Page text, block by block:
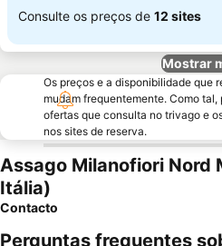
Consulte os preços de 12 sites
Mostrar
Os preços e a disponibilidade que
mudam frequentemente. Como
ofertas que consulta no trivago e
nos sites de reserva.
Assago Milanofiori Nord
Itália)
Contacto
Perguntas frequentes